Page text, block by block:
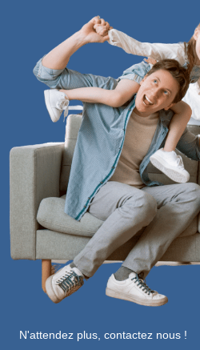
N'attendez plus, contactez nous !